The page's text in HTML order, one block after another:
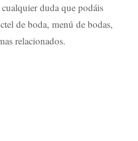
duda que podáis
de boda, menú de bodas,
relacionados.